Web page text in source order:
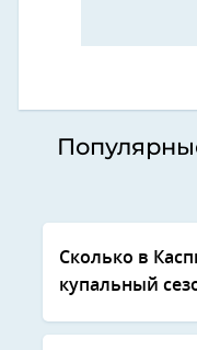
Сколько в
купальный